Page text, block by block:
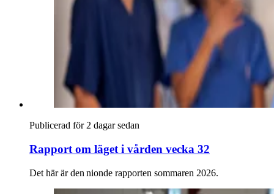
Publicerad för 2 dagar sedan
Rapport om läget i vården vecka 32
Det här är den nionde rapporten sommaren 2026.